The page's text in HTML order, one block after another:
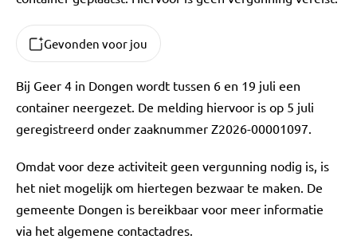
Gevonden voor jou
Bij Geer 4 in Dongen wordt tussen 6 en 19 juli een
container neergezet. De melding hiervoor is op 5 juli
geregistreerd onder zaaknummer Z2026-00001097.
Omdat voor deze activiteit geen vergunning nodig is, is
het niet mogelijk om hiertegen bezwaar te maken. De
gemeente Dongen is bereikbaar voor meer informatie
via het algemene contactadres.